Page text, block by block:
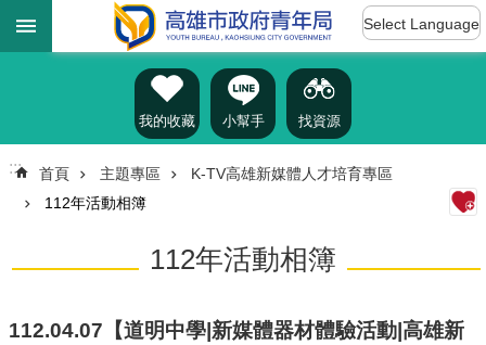
跳到主要內容區塊
訊
Select Language
我的收藏 小幫手 找資源
::: 首頁 主題專區
K-TV高雄新媒體人才培育專區
112年活動相簿
112年活動相簿
112.04.07【道明中學|新媒體器材體驗活動|高雄新